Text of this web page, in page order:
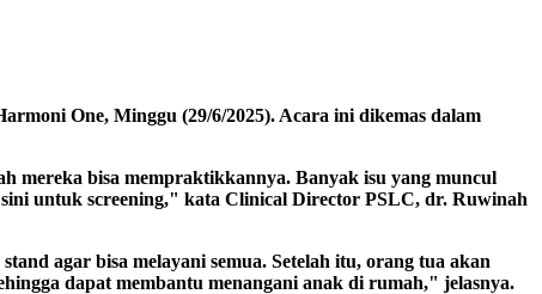
One, Minggu (29/6/2025). Acara ini dikemas dalam
mereka bisa mempraktikkannya. Banyak isu yang muncul
untuk screening," kata Clinical Director PSLC, dr. Ruwinah
agar bisa melayani semua. Setelah itu, orang tua akan
dapat membantu menangani anak di rumah," jelasnya.